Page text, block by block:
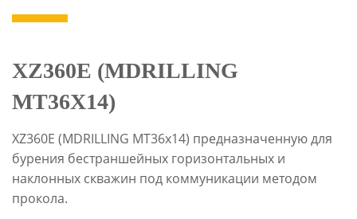
XZ360E (MDRILLING
MT36X14)
XZ360E (MDRILLING MT36x14) предназначенную для
бурения бестраншейных горизонтальных и
наклонных скважин под коммуникации методом
прокола.